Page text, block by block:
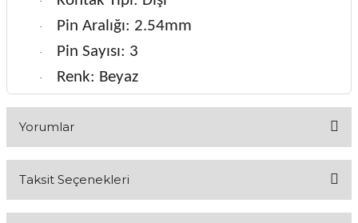
· Pin Aralığı: 2.54mm
· Pin Sayısı: 3
· Renk: Beyaz
Yorumlar
Taksit Seçenekleri